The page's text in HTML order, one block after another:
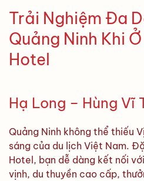
Trải Nghiệm Đa
Quảng Ninh Khi
Hotel
Hạ Long – Hùng Vĩ
Quảng Ninh không thể thiếu
sáng của du lịch Việt Nam.
Hotel, bạn dễ dàng kết nối
vịnh, du thuyền cao cấp,